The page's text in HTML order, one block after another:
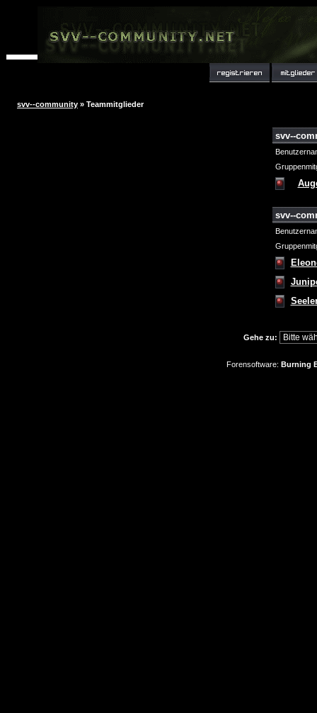
svv--community » Teammitglieder
svv--
svv--
Gehe zu:
Forensoftware: Burning